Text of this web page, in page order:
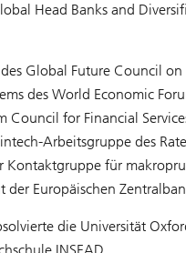
Head Banks and
Global Future Council on
des World Economic
Council for Financial
Arbeitsgruppe des
Kontaktgruppe für
der Europäischen
die Universität